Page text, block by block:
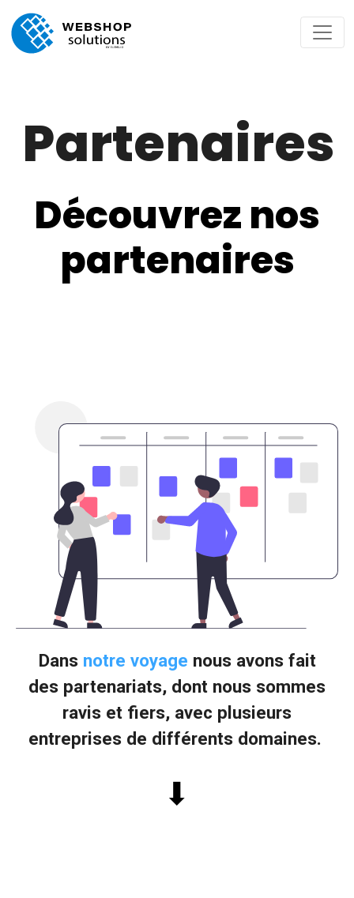
Partenaires
Découvrez nos
partenaires
Dans notre voyage nous avons fait
des partenariats, dont nous sommes
ravis et fiers, avec plusieurs
entreprises de différents domaines.
⬇